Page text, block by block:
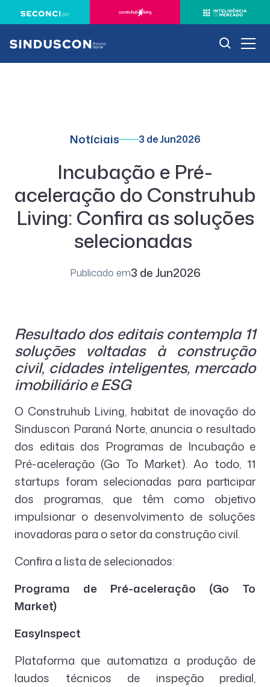
Notíciais 3 de Jun2026
Incubação e Pré-
aceleração do Construhub
Living: Confira as soluções
selecionadas
Publicado em3 de Jun2026
Resultado dos editais contempla 11
soluções voltadas à construção
civil, cidades inteligentes, mercado
imobiliário e ESG
O Construhub Living, habitat de inovação do
Sinduscon Paraná Norte, anuncia o resultado
dos editais dos Programas de Incubação e
Pré-aceleração (Go To Market). Ao todo, 11
startups foram selecionadas para participar
dos programas, que têm como objetivo
impulsionar o desenvolvimento de soluções
inovadoras para o setor da construção civil.
Confira a lista de selecionados:
Programa de Pré-aceleração (Go To
Market)
EasyInspect
Plataforma que automatiza a produção de
laudos técnicos de inspeção predial,